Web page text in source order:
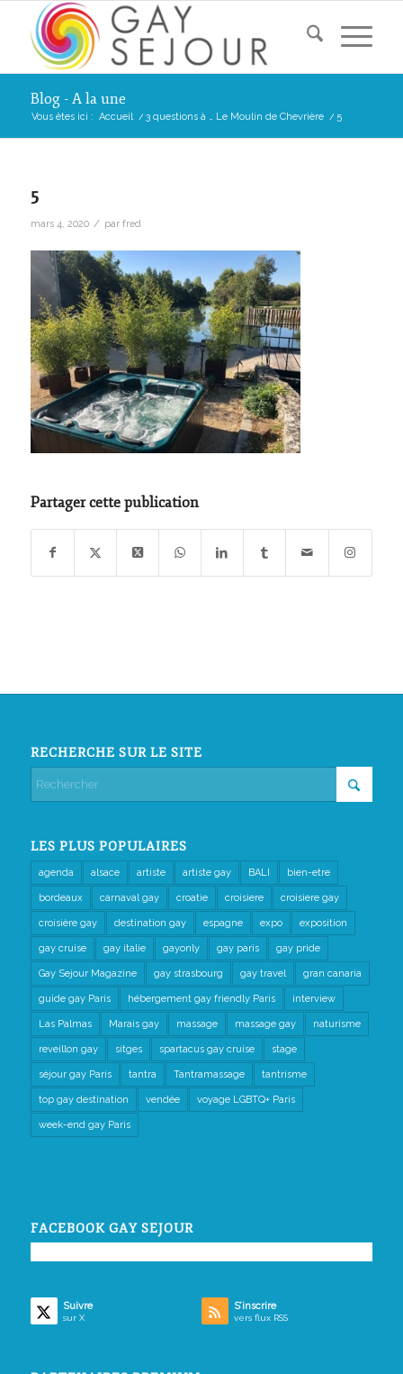
Blog - A la une
Vous êtes ici : Accueil / 3 questions à … Le Moulin de Chevrière / 5
5
mars 4, 2020 / par fred
Partager cette publication
RECHERCHE SUR LE SITE
LES PLUS POPULAIRES
agenda alsace artiste artiste gay BALI bien-etre
bordeaux carnaval gay croatie croisiere croisiere gay
croisière gay destination gay espagne expo exposition
gay cruise gay italie gayonly gay paris gay pride
Gay Sejour Magazine gay strasbourg gay travel gran canaria
guide gay Paris hébergement gay friendly Paris interview
Las Palmas Marais gay massage massage gay naturisme
reveillon gay sitges spartacus gay cruise stage
séjour gay Paris tantra Tantramassage tantrisme
top gay destination vendée voyage LGBTQ+ Paris
week-end gay Paris
FACEBOOK GAY SEJOUR
Suivre
sur X
S’inscrire
vers flux RSS